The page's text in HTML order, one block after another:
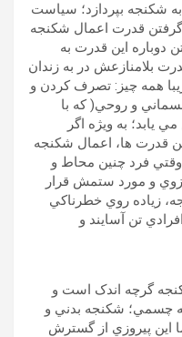
شکنجه بپردازد؛ سياست
گرفتن قدرت اعمال شکنجه
دوباره اين قدرت به
بلامنازعش در به زندان
همه چيز: تصرف کردن و
و روحي( که با
به ويژه اگر
قدرت ها، اعمال شکنجه
فرد چنين محاط و
و مورد ستمش قرار
زياده روي خطرناکي
تن آسايند و
گرچه اندک است و
چسمي؛ شکنجه بدني و
اين پيروزي از گسترش